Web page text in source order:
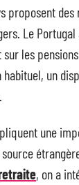
proposent
Le
sur les
habituel, un
une
, on a